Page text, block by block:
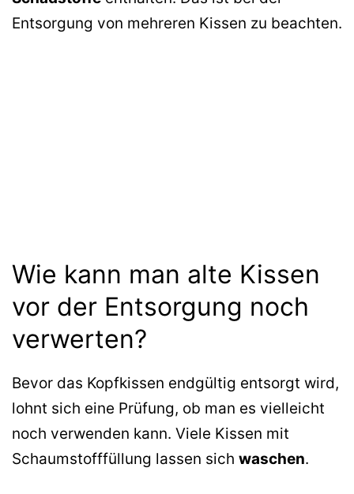
Entsorgung von mehreren Kissen zu beachten.
Wie kann man alte Kissen
vor der Entsorgung noch
verwerten?
Bevor das Kopfkissen endgültig entsorgt wird,
lohnt sich eine Prüfung, ob man es vielleicht
noch verwenden kann. Viele Kissen mit
Schaumstofffüllung lassen sich waschen.